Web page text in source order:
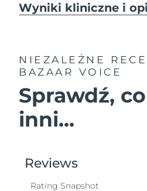
Wyniki kliniczne i
NIEZALEŻNE
BAZAAR VOICE
Sprawdź,
inni...